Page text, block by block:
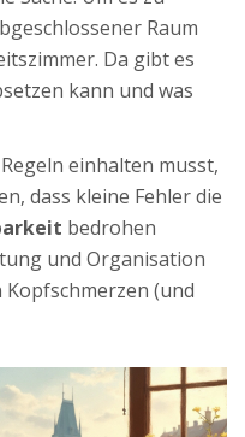
Raum
Da gibt es
kann und was
einhalten musst,
dass kleine Fehler die
bedrohen
und Organisation
(und